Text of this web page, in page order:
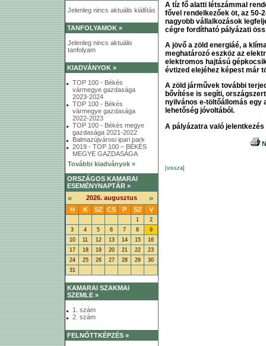
Jelenleg nincs aktuális kiállítás
TANFOLYAMOK »
Jelenleg nincs aktuális
tanfolyam
KIADVÁNYOK »
TOP 100 - Békés
vármegye gazdasága
2023-2024
TOP 100 - Békés
vármegye gazdasága
2022-2023
TOP 100 - Békés megye
gazdasága 2021-2022
Balmazújvárosi ipari park
2019 - TOP 100 – BÉKÉS
MEGYE GAZDASÁGA
További kiadványok »
ORSZÁGOS KAMARAI
ESEMÉNYNAPTÁR »
« 2026. augusztus »
H K SZ CS P SZ V
1
2
3
4 5 6 7 8
9
10
11 12 13 14 15
16
17
18 19 20 21 22
23
24
25 26 27 28 29
30
31
KAMARAI SZAKMAI
SZEMLE »
1. szám
2. szám
FELNŐTTKÉPZÉS »
A tíz fő alatti létszámmal
fővel rendelkezőek öt, az 50-
nagyobb vállalkozások
cégre fordítható pályázati
A jövő a zöld energiáé, a
meghatározó eszköz az
elektromos hajtású
évtized elejéhez képest már
A zöld járművek további
bővítése is segíti,
nyilvános e-töltőállomás egy
lehetőség jóvoltából.
A pályázatra való jelentkezés
[vissza]